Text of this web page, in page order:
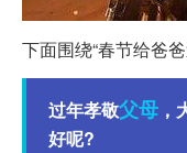
下面围绕“春节给爸
过年孝敬父母
好呢?